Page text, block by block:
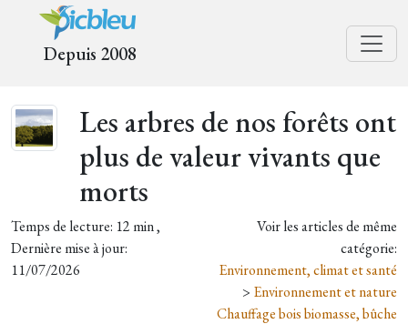
Depuis 2008
Les arbres de nos forêts ont
plus de valeur vivants que
morts
Temps de lecture: 12 min ,
Dernière mise à jour:
11/07/2026
Voir les articles de même
catégorie:
Environnement, climat et santé
> Environnement et nature
Chauffage bois biomasse, bûche